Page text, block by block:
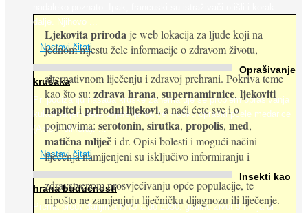
dalje. Njihovo ...
Nastavi čitati
Oprašivanje
krušaka
Pri podizanju nasada kruške zanemaruje se problem oprašivanja
kukcima jer vlada uvjerenje da će krušku oprašiti pčele medarice
(Apis mellifera). ...
Nastavi čitati
Insekti kao
hrana budućnosti
Prema predviđanjima FAO-a do 2050. godine život 9 milijardi
Ljekovita priroda je web lokacija za ljude koji na
jednom mjestu žele informacije o zdravom životu,
alternativnom liječenju i zdravoj prehrani. Pokriva teme
kao što su: zdrava hrana, supernamirnice, ljekoviti
napitciiprirodni lijekovi, a naći ćete sve i o
pojmovima: serotonin, sirutka, propolis, med,
matična mliječi dr. Opisi bolesti i mogući načini
liječenja namijenjeni su isključivo informiranju i
zdravstvenom prosvjećivanju opće populacije, te
nipošto ne zamjenjuju liječničku dijagnozu ili liječenje.